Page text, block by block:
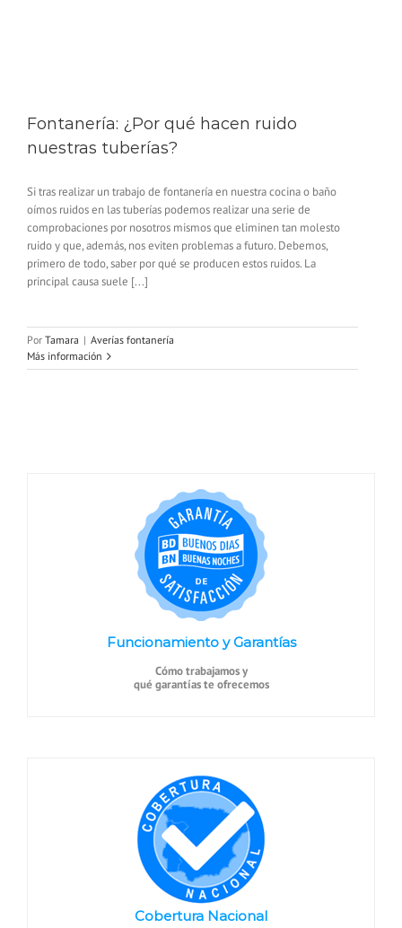
Fontanería: ¿Por qué hacen ruido
nuestras tuberías?
Si tras realizar un trabajo de fontanería en nuestra cocina o baño
oímos ruidos en las tuberías podemos realizar una serie de
comprobaciones por nosotros mismos que eliminen tan molesto
ruido y que, además, nos eviten problemas a futuro. Debemos,
primero de todo, saber por qué se producen estos ruidos. La
principal causa suele [...]
Por Tamara | Averías fontanería
Más información
Funcionamiento y Garantías
Cómo trabajamos y
qué garantías te ofrecemos
Cobertura Nacional